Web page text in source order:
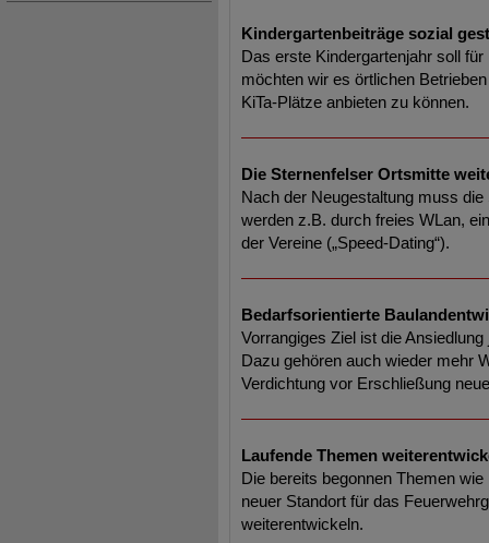
Kindergartenbeiträge sozial
Das erste Kindergartenjahr soll
möchten wir es örtlichen
KiTa-Plätze anbieten zu können.
Die Sternenfelser Ortsmitte
Nach der Neugestaltung muss
werden z.B. durch freies WLan,
der Vereine („Speed-Dating“).
Bedarfsorientierte
Vorrangiges Ziel ist die
Dazu gehören auch wieder mehr
Verdichtung vor Erschließung
Laufende Themen
Die bereits begonnen Themen
neuer Standort für das
weiterentwickeln.